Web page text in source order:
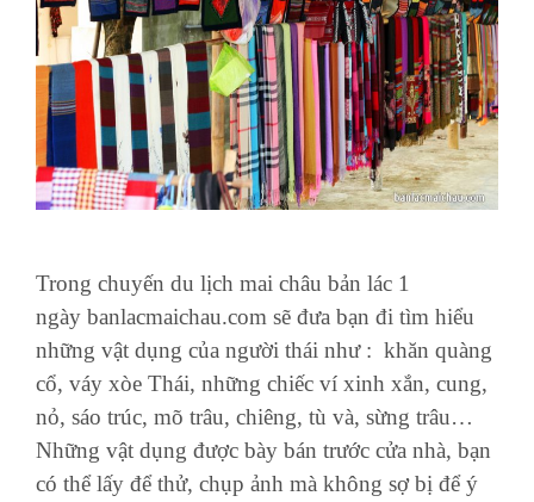
Trong chuyến du lịch mai châu bản lác 1
ngày banlacmaichau.com sẽ đưa bạn đi tìm hiểu
những vật dụng của người thái như : khăn quàng
cổ, váy xòe Thái, những chiếc ví xinh xắn, cung,
nỏ, sáo trúc, mõ trâu, chiêng, tù và, sừng trâu…
Những vật dụng được bày bán trước cửa nhà, bạn
có thể lấy để thử, chụp ảnh mà không sợ bị để ý